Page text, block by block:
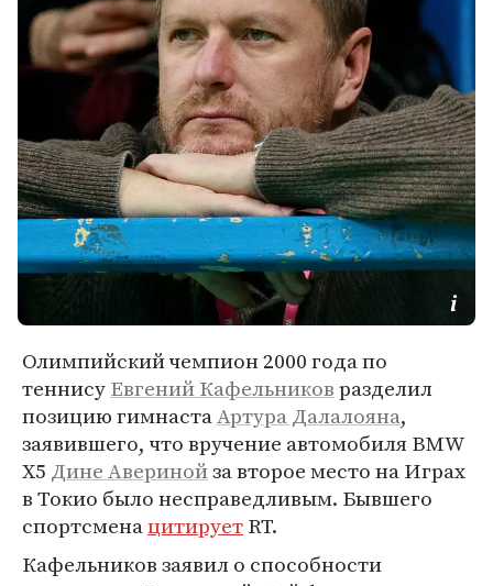
Олимпийский чемпион 2000 года по
теннисуЕвгений Кафельниковразделил
позицию гимнастаАртура Далалояна,
заявившего, что вручение автомобиля BMW
X5 Дине Аверинойза второе место на Играх
в Токио было несправедливым. Бывшего
спортсменацитируетRT.
Кафельников заявил о способности